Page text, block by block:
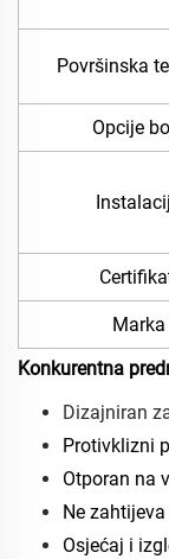
Površinska
Opcije
Marka
Konkurentna
Dizajniran
Protivklizni
Otporan na
Ne
Osjećaj i